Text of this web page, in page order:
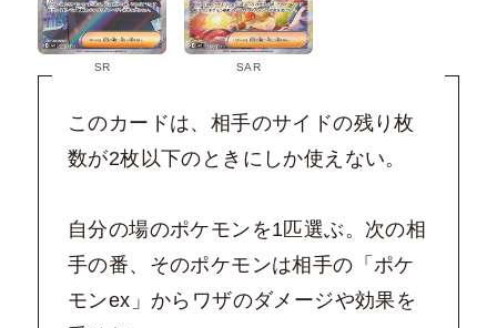
SR SAR
このカードは、相手のサイドの残り枚
数が2枚以下のときにしか使えない。
自分の場のポケモンを1匹選ぶ。次の相
手の番、そのポケモンは相手の「ポケ
モンex」からワザのダメージや効果を